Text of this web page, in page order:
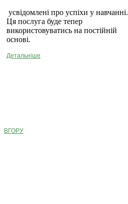
усвідомлені про успіхи у навчанні.
Ця послуга буде тепер
використовуватись на постійній
основі.
Детальніше
ВГОРУ